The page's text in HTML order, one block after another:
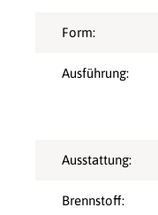
Form:
Ausführung:
Ausstattung:
Brennstoff: